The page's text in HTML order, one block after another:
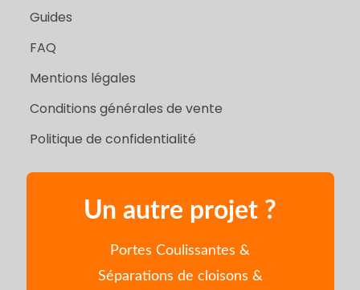
Guides
FAQ
Mentions légales
Conditions générales de vente
Politique de confidentialité
Un autre projet ?
Portes Coulissantes &
Séparations de cloisons &